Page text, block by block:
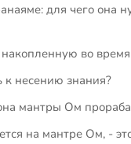
для чего она
во
к несению знания?
мантры Ом
на мантре Ом, -